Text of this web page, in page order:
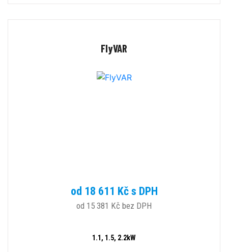
FlyVAR
od 18 611 Kč s DPH
od 15 381 Kč bez DPH
1.1, 1.5, 2.2kW